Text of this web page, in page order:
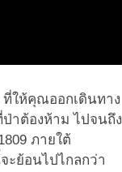
ที่ให้คุณออกเดินทาง
าต้องห้าม ไปจนถึง
ภายใต้
ะย้อนไปไกลกว่า